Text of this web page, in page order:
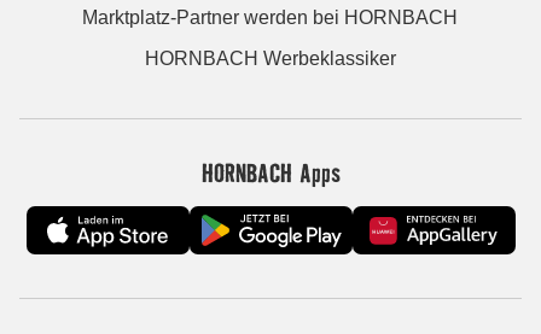
Marktplatz-Partner werden bei HORNBACH
HORNBACH Werbeklassiker
HORNBACH Apps